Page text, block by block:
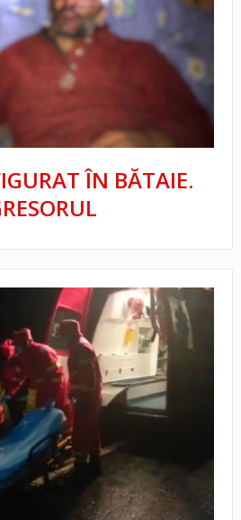
ÎN BĂTAIE.